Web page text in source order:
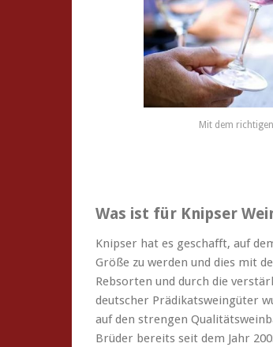
Mit dem
Was ist für Knipser
Knipser hat es geschafft, auf
Größe zu werden und dies mit
Rebsorten und durch die
deutscher Prädikatsweingüter
auf den strengen
Brüder bereits seit dem Jahr